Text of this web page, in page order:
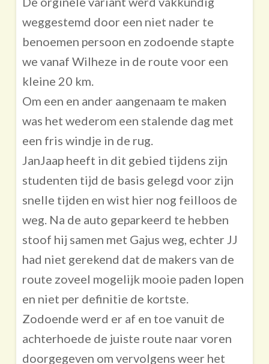
weggestemd door een niet nader te
benoemen persoon en zodoende stapte
we vanaf Wilheze in de route voor een
kleine 20 km.
Om een en ander aangenaam te maken
was het wederom een stalende dag met
een fris windje in de rug.
JanJaap heeft in dit gebied tijdens zijn
studenten tijd de basis gelegd voor zijn
snelle tijden en wist hier nog feilloos de
weg. Na de auto geparkeerd te hebben
stoof hij samen met Gajus weg, echter JJ
had niet gerekend dat de makers van de
route zoveel mogelijk mooie paden lopen
en niet per definitie de kortste.
Zodoende werd er af en toe vanuit de
achterhoede de juiste route naar voren
doorgegeven om vervolgens weer het